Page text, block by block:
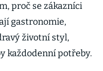
proč se zákazníci
gastronomie,
životní styl,
každodenní potřeby.